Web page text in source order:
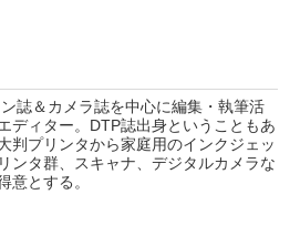
誌＆カメラ誌を中心に編集・執筆活
ディター。DTP誌出身ということもあ
判プリンタから家庭用のインクジェッ
ンタ群、スキャナ、デジタルカメラな
意とする。